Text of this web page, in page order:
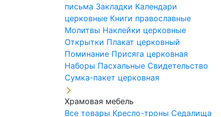
письма Закладки Календари
церковные Книги православные
Молитвы Наклейки церковные
Открытки Плакат церковный
Поминание Присяга церковная
Наборы Пасхальные Свидетельство
Сумка-пакет церковная
Храмовая мебель
Все товары Кресло-троны Седалища